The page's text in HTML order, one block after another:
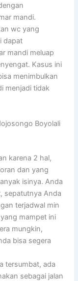
mandi.
wc yang
dapat
mandi meluap
Kasus ini
menimbulkan
menjadi tidak
Boyolali
karena 2 hal,
dan yang
isinya. Anda
sepatutnya Anda
terjadwal min
mampet ini
mungkin,
bisa segera
tersumbat, ada
sebagai jalan